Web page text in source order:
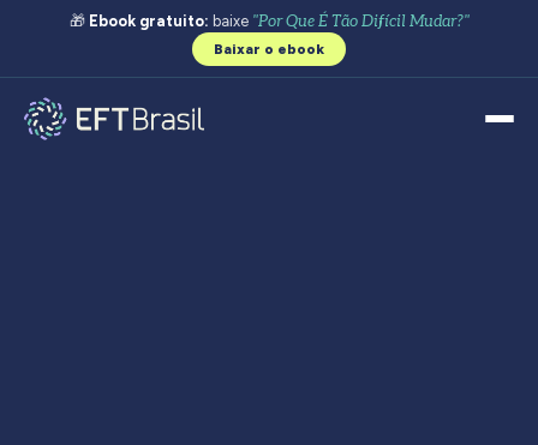
🎁 Ebook gratuito: baixe "Por Que É Tão Difícil Mudar?"
Baixar o ebook